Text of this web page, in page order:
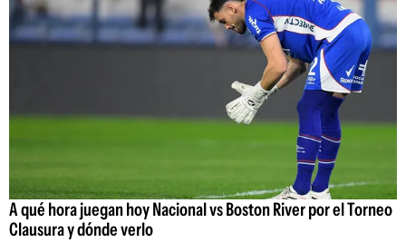
A qué hora juegan hoy Nacional vs Boston River por el Torneo
Clausura y dónde verlo